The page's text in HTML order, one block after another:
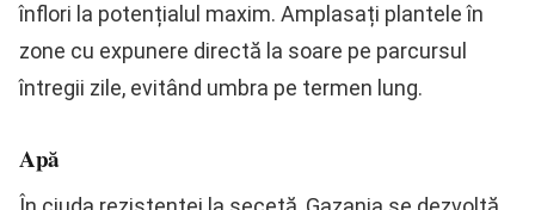
înflori la potențialul maxim. Amplasați plantele în
zone cu expunere directă la soare pe parcursul
întregii zile, evitând umbra pe termen lung.
Apă